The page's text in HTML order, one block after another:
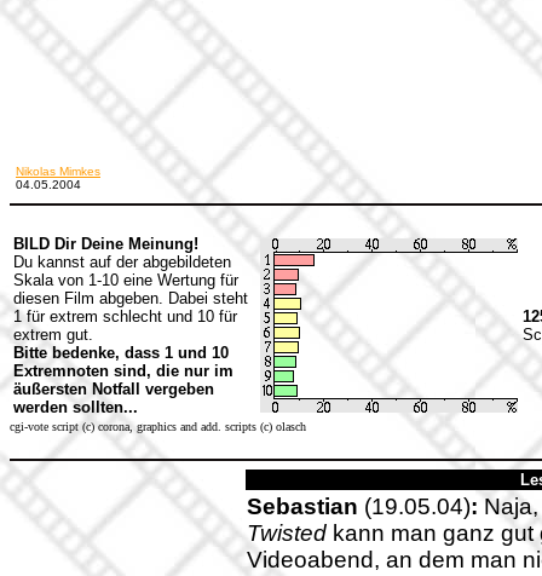
Nikolas Mimkes
04.05.2004
BILD Dir Deine Meinung!
Du kannst auf der abgebildeten
Skala von 1-10 eine Wertung für
diesen Film abgeben. Dabei steht
1 für extrem schlecht und 10 für
extrem gut.
Bitte bedenke, dass 1 und 10
Extremnoten sind, die nur im
äußersten Notfall vergeben
werden sollten...
cgi-vote script (c) corona, graphics and add. scripts (c) olasch
Sebastian (19.05.04):
Twisted kann man ganz
Videoabend, an dem man